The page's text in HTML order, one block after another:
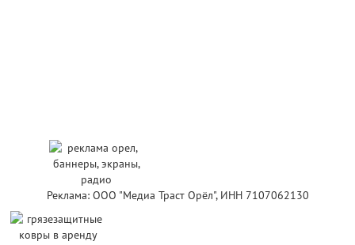
Реклама: ООО "Медиа Траст Орёл", ИНН 7107062130